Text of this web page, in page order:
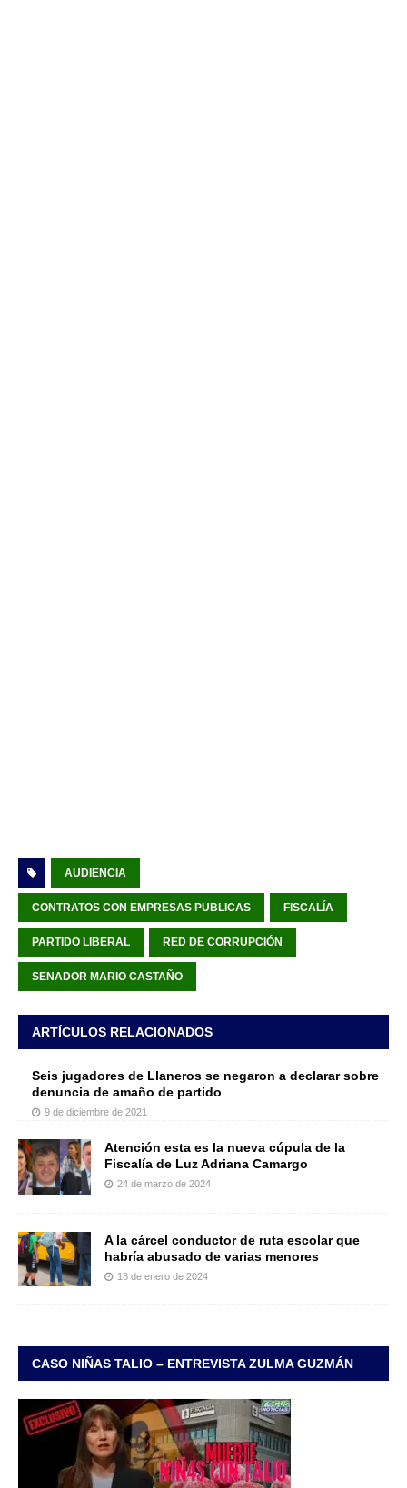
AUDIENCIA
CONTRATOS CON EMPRESAS PUBLICAS FISCALÍA
PARTIDO LIBERAL RED DE CORRUPCIÓN
SENADOR MARIO CASTAÑO
ARTÍCULOS RELACIONADOS
Seis jugadores de Llaneros se negaron a declarar sobre
denuncia de amaño de partido
9 de diciembre de 2021
Atención esta es la nueva cúpula de la
Fiscalía de Luz Adriana Camargo
24 de marzo de 2024
A la cárcel conductor de ruta escolar que
habría abusado de varias menores
18 de enero de 2024
CASO NIÑAS TALIO – ENTREVISTA ZULMA GUZMÁN